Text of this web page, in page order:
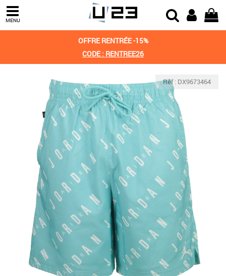
MENU
OFFRE RENTRÉE -15%
CODE : RENTREE26
Réf : DX9673464